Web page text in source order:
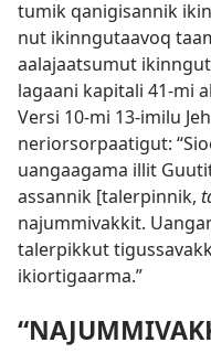
tumik qanigisan­nik
nut ikin­ngutaavoq
aalajaatsumut
lagaani kapitali 41-mi
Versi 10-mi 13-imilu
neriorsor­paatigut:
uangaagama il­lit
as­san­nik [taler­pin­nik,
najum­mivak­kit.
taler­pik­kut
ikior­tigaarma.”